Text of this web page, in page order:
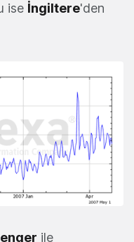
ise İngiltere'den
ile